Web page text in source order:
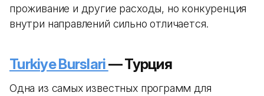
проживание и другие расходы, но конкуренция
внутри направлений сильно отличается.
Turkiye Burslari— Турция
Одна из самых известных программ для